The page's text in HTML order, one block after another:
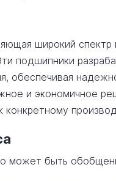
широкий
подшипники
обеспечивая
и экономичное
конкретному
может быть